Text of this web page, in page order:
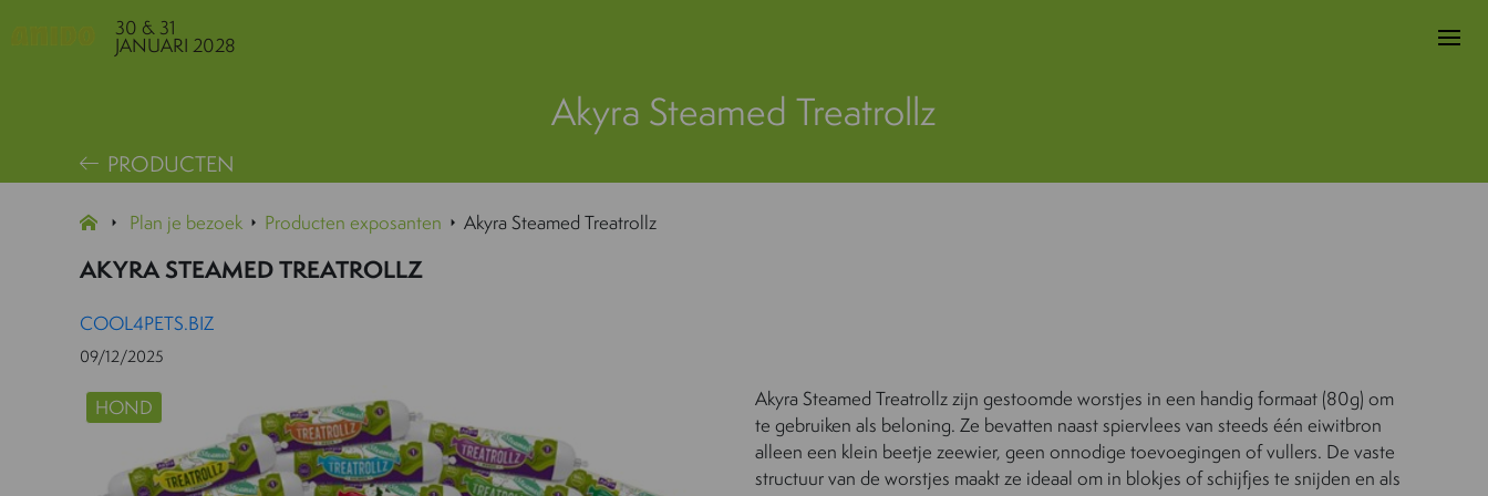
30 & 31
JANUARI 2028
Akyra Steamed Treatrollz
PRODUCTEN
Plan je bezoek Producten exposanten Akyra Steamed Treatrollz
AKYRA STEAMED TREATROLLZ
HOND
COOL4PETS.BIZ
09/12/2025
Akyra Steamed Treatrollz zijn gestoomde worstjes in een handig formaat (80g) om
te gebruiken als beloning. Ze bevatten naast spiervlees van steeds één eiwitbron
alleen een klein beetje zeewier, geen onnodige toevoegingen of vullers. De vaste
structuur van de worstjes maakt ze ideaal om in blokjes of schijfjes te snijden en als